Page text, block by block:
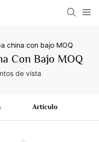
china con bajo MOQ
Con Bajo MOQ
de vista
Artículo